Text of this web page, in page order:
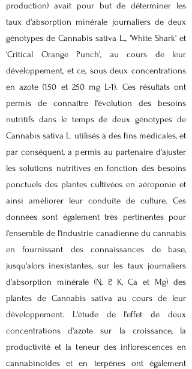
production) avait pour but de déterminer les
taux d'absorption minérale journaliers de deux
génotypes de Cannabis sativa L., 'White Shark' et
'Critical Orange Punch', au cours de leur
développement, et ce, sous deux concentrations
en azote (150 et 250 mg L-1). Ces résultats ont
permis de connaître l'évolution des besoins
nutritifs dans le temps de deux génotypes de
Cannabis sativa L. utilisés à des fins médicales, et
par conséquent, a permis au partenaire d'ajuster
les solutions nutritives en fonction des besoins
ponctuels des plantes cultivées en aéroponie et
ainsi améliorer leur conduite de culture. Ces
données sont également très pertinentes pour
l'ensemble de l'industrie canadienne du cannabis
en fournissant des connaissances de base,
jusqu'alors inexistantes, sur les taux journaliers
d'absorption minérale (N, P, K, Ca et Mg) des
plantes de Cannabis sativa au cours de leur
développement. L'étude de l'effet de deux
concentrations d'azote sur la croissance, la
productivité et la teneur des inflorescences en
cannabinoïdes et en terpènes ont également